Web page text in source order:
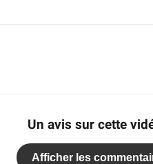
Un avis sur cette
Afficher les